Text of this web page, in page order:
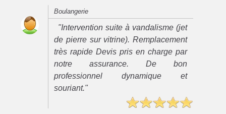
Boulangerie
"Intervention suite à vandalisme (jet
de pierre sur vitrine). Remplacement
très rapide Devis pris en charge par
notre assurance. De bon
professionnel dynamique et
souriant."